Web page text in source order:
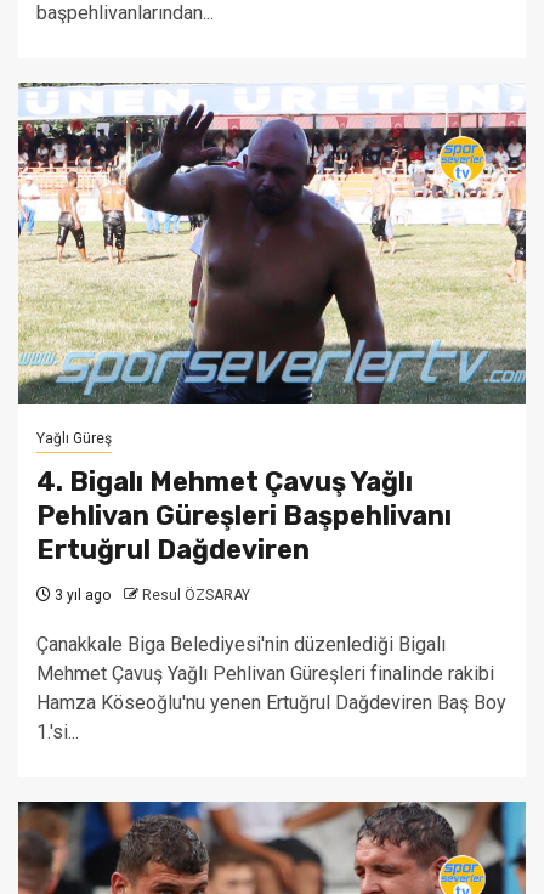
başpehlivanlarından...
Yağlı Güreş
4. Bigalı Mehmet Çavuş Yağlı
Pehlivan Güreşleri Başpehlivanı
Ertuğrul Dağdeviren
3 yıl ago Resul ÖZSARAY
Çanakkale Biga Belediyesi'nin düzenlediği Bigalı
Mehmet Çavuş Yağlı Pehlivan Güreşleri finalinde rakibi
Hamza Köseoğlu'nu yenen Ertuğrul Dağdeviren Baş Boy
1.'si...